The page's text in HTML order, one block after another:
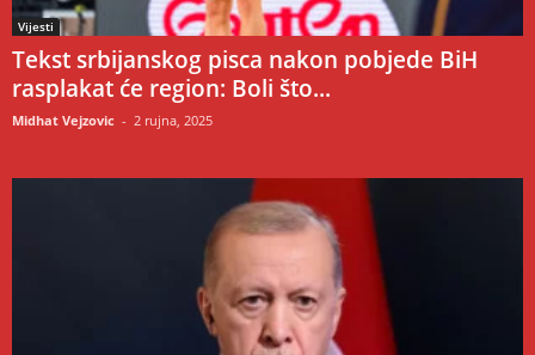
Vijesti
Tekst srbijanskog pisca nakon pobjede BiH
rasplakat će region: Boli što...
Midhat Vejzovic - 2 rujna, 2025